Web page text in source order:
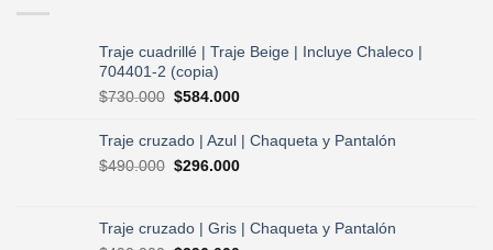
Traje cuadrillé | Traje Beige | Incluye Chaleco |
704401-2 (copia)
$730.000 El
original
era:
$730.000.
$584.000El
actual
es:
Traje cruzado | Azul | Chaqueta y Pantalón
$490.000 El
era:
$490.000.
$296.000El
es:
Traje cruzado | Gris | Chaqueta y Pantalón